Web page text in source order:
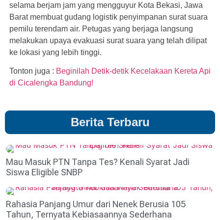
selama berjam jam yang mengguyur Kota Bekasi, Jawa
Barat membuat gudang logistik penyimpanan surat suara
pemilu terendam air. Petugas yang berjaga langsung
melakukan upaya evakuasi surat suara yang telah dilipat
ke lokasi yang lebih tinggi.
Tonton juga : Beginilah Detik-detik Kecelakaan Kereta Api
di Cicalengka Bandung!
Berita Terbaru
Mau Masuk PTN Tanpa Tes? Kenali Syarat Jadi
Siswa Eligible SNBP
Rahasia Panjang Umur dari Nenek Berusia 105
Tahun, Ternyata Kebiasaannya Sederhana